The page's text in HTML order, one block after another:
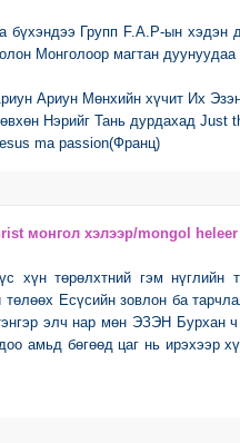
бүхэндээ Групп F.A.P-ын хэдэн
Монголоор магтан дуунуудаа
Ариун Мөнхийн хүчит Их
Нэрийг Тань дурдахад Just
ma passion(Франц)
монгол хэлээр/mongol heleer
хүн төрөлхтний гэм нүглийн
Есүсийн зовлон ба
элч нар мөн ЭЗЭН Бурхан
амьд бөгөөд цаг нь ирэхээр